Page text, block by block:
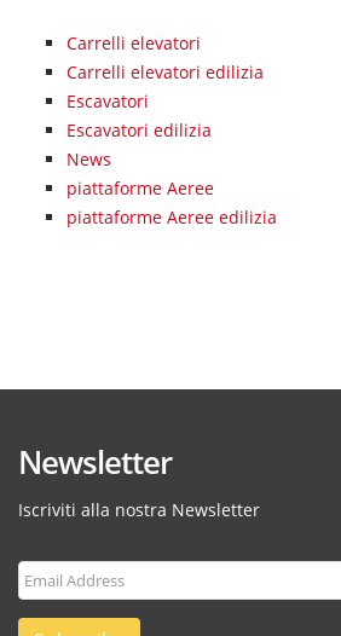
Carrelli elevatori
Carrelli elevatori edilizia
Escavatori
Escavatori edilizia
News
piattaforme Aeree
piattaforme Aeree edilizia
Newsletter
Iscriviti alla nostra Newsletter